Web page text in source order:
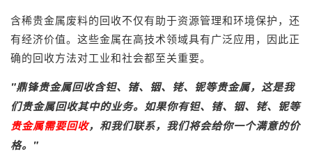
含稀贵金属废料的回收不仅有助于资源管理和环境保护，还
有经济价值。这些金属在高技术领域具有广泛应用，因此正
确的回收方法对工业和社会都至关重要。
"鼎锋贵金属回收含钽、锗、铟、铑、铌等贵金属，这是我
们贵金属回收其中的业务。如果你有钽、锗、铟、铑、铌等
贵金属需要回收，和我们联系，我们将会给你一个满意的价
格。"